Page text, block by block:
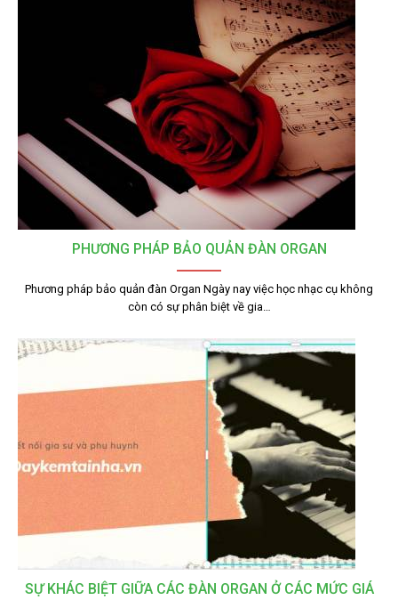
PHƯƠNG PHÁP BẢO QUẢN ĐÀN ORGAN
Phương pháp bảo quản đàn Organ Ngày nay việc học nhạc cụ không
còn có sự phân biệt về gia…
SỰ KHÁC BIỆT GIỮA CÁC ĐÀN ORGAN Ở CÁC MỨC GIÁ